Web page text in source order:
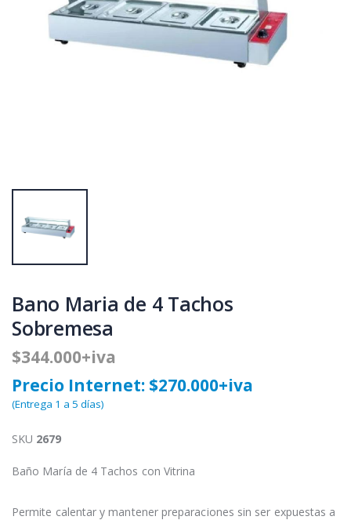
Bano Maria de 4 Tachos
Sobremesa
$344.000+iva
Precio Internet: $270.000+iva
(Entrega 1 a 5 días)
SKU 2679
Baño María de 4 Tachos con Vitrina
Permite calentar y mantener preparaciones sin ser expuestas a